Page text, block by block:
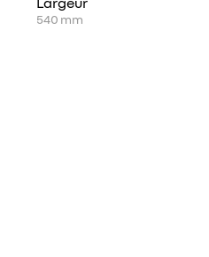
540 mm